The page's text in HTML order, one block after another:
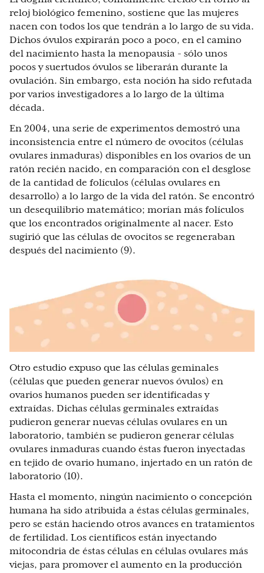
reloj biológico femenino, sostiene que las mujeres
nacen con todos los que tendrán a lo largo de su vida.
Dichos óvulos expirarán poco a poco, en el camino
del nacimiento hasta la menopausia - sólo unos
pocos y suertudos óvulos se liberarán durante la
ovulación. Sin embargo, esta noción ha sido refutada
por varios investigadores a lo largo de la última
década.
En 2004, una serie de experimentos demostró una
inconsistencia entre el número de ovocitos (células
ovulares inmaduras) disponibles en los ovarios de un
ratón recién nacido, en comparación con el desglose
de la cantidad de folículos (células ovulares en
desarrollo) a lo largo de la vida del ratón. Se encontró
un desequilibrio matemático; morían más folículos
que los encontrados originalmente al nacer. Esto
sugirió que las células de ovocitos se regeneraban
después del nacimiento (9).
Otro estudio expuso que las células geminales
(células que pueden generar nuevos óvulos) en
ovarios humanos pueden ser identificadas y
extraídas. Dichas células germinales extraídas
pudieron generar nuevas células ovulares en un
laboratorio, también se pudieron generar células
ovulares inmaduras cuando éstas fueron inyectadas
en tejido de ovario humano, injertado en un ratón de
laboratorio (10).
Hasta el momento, ningún nacimiento o concepción
humana ha sido atribuida a éstas células germinales,
pero se están haciendo otros avances en tratamientos
de fertilidad. Los científicos están inyectando
mitocondria de éstas células en células ovulares más
viejas, para promover el aumento en la producción